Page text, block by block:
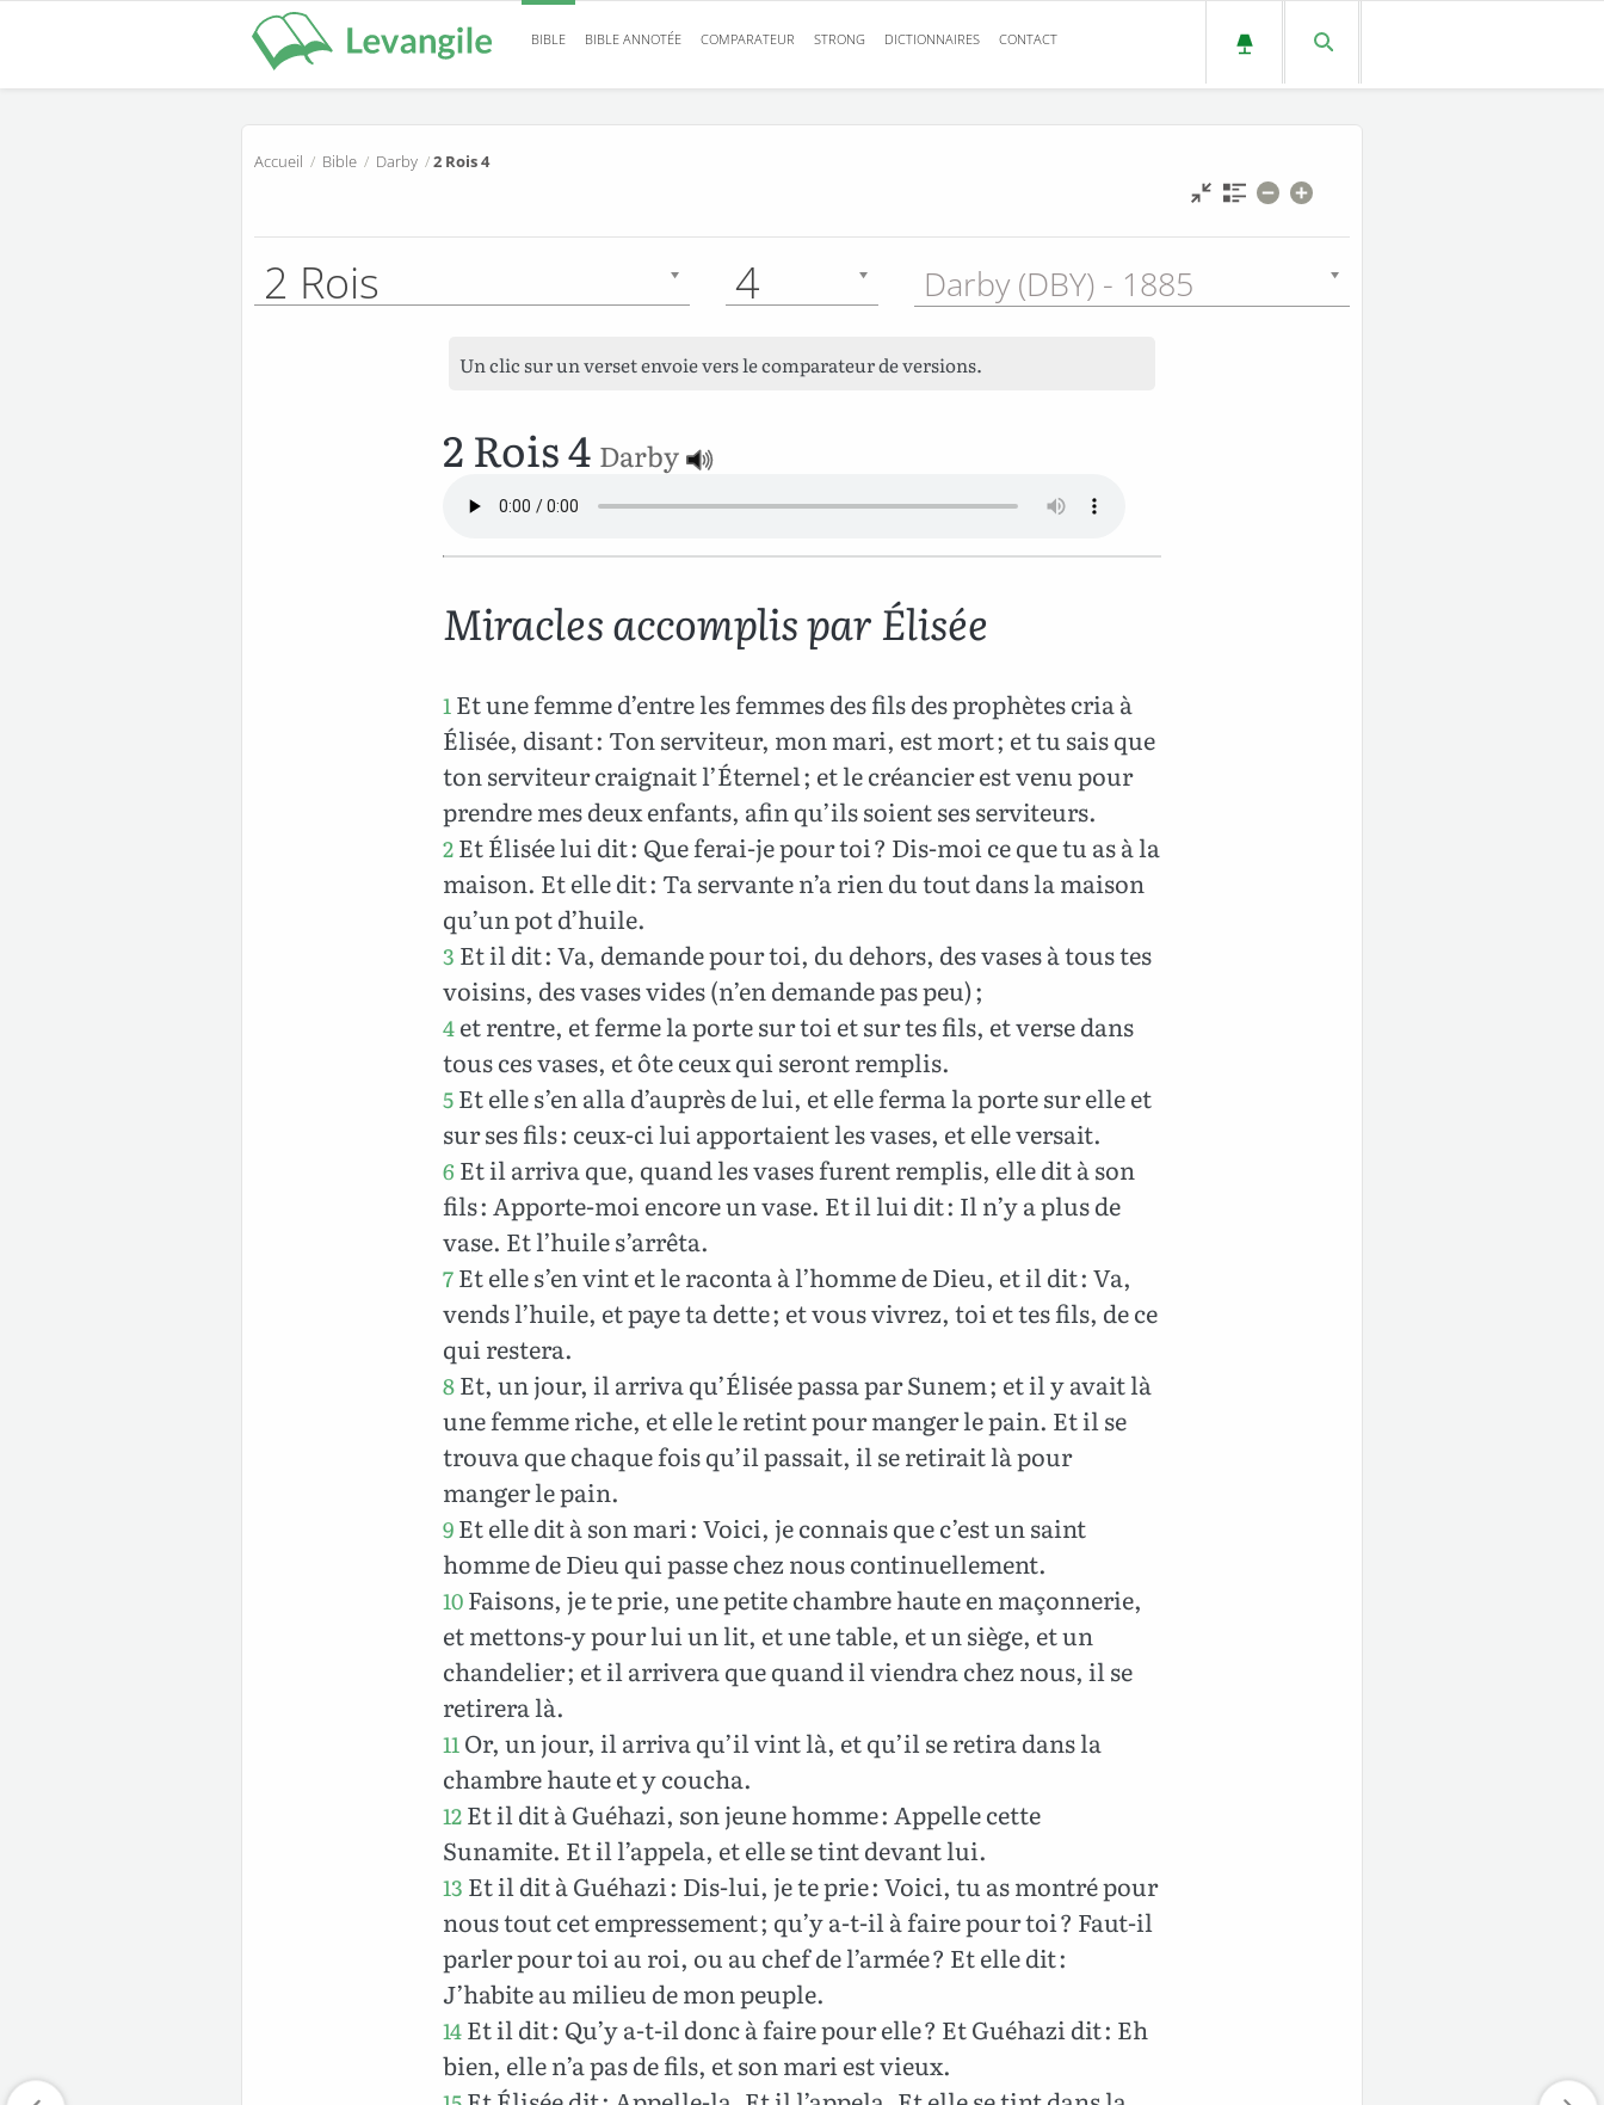
BIBLE BIBLE ANNOTÉE COMPARATEUR STRONG DICTIONNAIRES CONTACT
Accueil / Bible / Darby /2 Rois 4
2 Rois 4 Darby (DBY) - 1885
Un clic sur un verset envoie vers le comparateur de versions.
2 Rois 4 Darby
Miracles accomplis par Élisée
1Et une femme d’entre les femmes des fils des prophètes cria à
Élisée, disant : Ton serviteur, mon mari, est mort ; et tu sais que
ton serviteur craignait l’Éternel ; et le créancier est venu pour
prendre mes deux enfants, afin qu’ils soient ses serviteurs.
2Et Élisée lui dit : Que ferai-je pour toi ? Dis-moi ce que tu as à la
maison. Et elle dit : Ta servante n’a rien du tout dans la maison
qu’un pot d’huile.
3 Et il dit : Va, demande pour toi, du dehors, des vases à tous tes
voisins, des vases vides (n’en demande pas peu) ;
4et rentre, et ferme la porte sur toi et sur tes fils, et verse dans
tous ces vases, et ôte ceux qui seront remplis.
5Et elle s’en alla d’auprès de lui, et elle ferma la porte sur elle et
sur ses fils : ceux-ci lui apportaient les vases, et elle versait.
6 Et il arriva que, quand les vases furent remplis, elle dit à son
fils : Apporte-moi encore un vase. Et il lui dit : Il n’y a plus de
vase. Et l’huile s’arrêta.
7Et elle s’en vint et le raconta à l’homme de Dieu, et il dit : Va,
vends l’huile, et paye ta dette ; et vous vivrez, toi et tes fils, de ce
qui restera.
8Et, un jour, il arriva qu’Élisée passa par Sunem ; et il y avait là
une femme riche, et elle le retint pour manger le pain. Et il se
trouva que chaque fois qu’il passait, il se retirait là pour
manger le pain.
9Et elle dit à son mari : Voici, je connais que c’est un saint
homme de Dieu qui passe chez nous continuellement.
10Faisons, je te prie, une petite chambre haute en maçonnerie,
et mettons-y pour lui un lit, et une table, et un siège, et un
chandelier ; et il arrivera que quand il viendra chez nous, il se
retirera là.
11Or, un jour, il arriva qu’il vint là, et qu’il se retira dans la
chambre haute et y coucha.
12Et il dit à Guéhazi, son jeune homme : Appelle cette
Sunamite. Et il l’appela, et elle se tint devant lui.
13 Et il dit à Guéhazi : Dis-lui, je te prie : Voici, tu as montré pour
nous tout cet empressement ; qu’y a-t-il à faire pour toi ? Faut-il
parler pour toi au roi, ou au chef de l’armée ? Et elle dit :
J’habite au milieu de mon peuple.
14Et il dit : Qu’y a-t-il donc à faire pour elle ? Et Guéhazi dit : Eh
bien, elle n’a pas de fils, et son mari est vieux.